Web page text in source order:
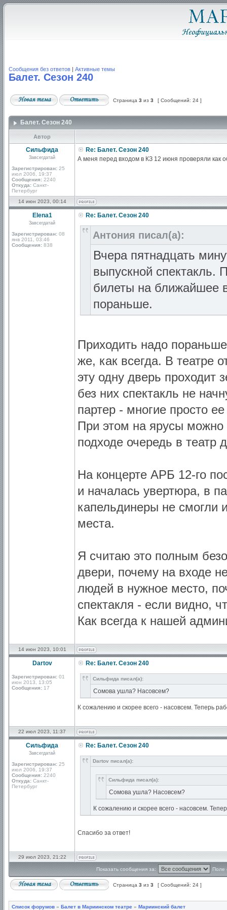
Сообщения без ответов | Активные темы
Балет. Сезон 240
Страница 3 из 3 [ Сообщений: 24 ]
Балет. Сезон 240
Автор
Сильфида
Завсегдатай
Зарегистрирован: 25
июл 2006, 19:37
Сообщения: 2240
Откуда: Санкт-
Петербург
Re: Балет. Сезон 240
А меня перед входом в КЗ 12 июня проверяли как
14 июн 2023, 00:14
Elena1
Завсегдатай
Зарегистрирован: 08
янв 2011, 03:46
Сообщения: 838
Re: Балет. Сезон 240
Антония писал(а):
Вчера пятнадцать
выпускной
билеты на ближайшее
пораньше.
Приходить надо
же, как всегда. В театре
эту одну дверь проходит
без них спектакль не
партер - многие просто
При этом на ярусы можно
подходе очередь в театр
На концерте АРБ 12-го
и началась увертюра, в
капельдинеры не смогли
места.
Я считаю это полным
двери, почему на входе
людей в нужное место,
спектакля - если видно,
Как всегда к нашей
14 июн 2023, 10:01
Dartov
Зарегистрирован: 01
июн 2013, 13:05
Сообщения: 17
Re: Балет. Сезон 240
Сильфида писал(а):
Сомова ушла? Насовсем?
К сожалению и скорее всего - насовсем. Теперь
22 июл 2023, 11:37
Сильфида
Завсегдатай
Зарегистрирован: 25
июл 2006, 19:37
Сообщения: 2240
Откуда: Санкт-
Петербург
Re: Балет. Сезон 240
Dartov писал(а):
Сильфида писал(а):
Сомова ушла? Насовсем?
К сожалению и скорее всего - насовсем.
Спасибо за ответ!
29 июл 2023, 21:22
Показать сообщения за: Поле
Страница 3 из 3 [ Сообщений: 24 ]
Список форумов » Балет в Мариинском театре » Мариинский балет